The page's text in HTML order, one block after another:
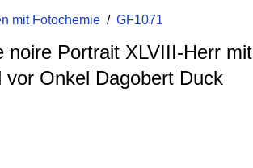
mit Fotochemie / GF1071
noire Portrait XLVIII-Herr mit
Onkel Dagobert Duck